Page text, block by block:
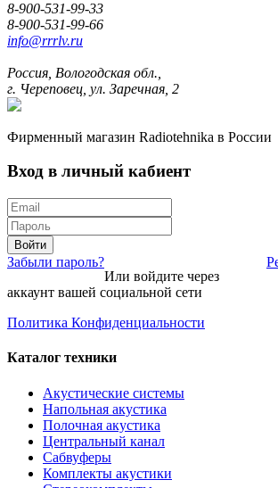
8-900-531-99-33
8-900-531-99-66
info@rrrlv.ru
Россия, Вологодская обл.,
г. Череповец, ул. Заречная, 2
Фирменный магазин Radiotehnika в России
Вход в личный кабиент
Войти
Забыли пароль?
Или войдите через
аккаунт вашей социальной сети
Политика Конфиденциальности
Каталог техники
Акустические системы
Напольная акустика
Полочная акустика
Центральный канал
Сабвуферы
Комплекты акустики